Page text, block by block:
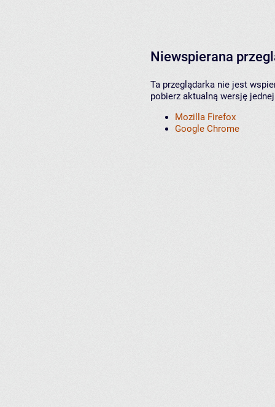
Niewspierana
Ta przeglądarka nie jest
pobierz aktualną wersję
Mozilla Firefox
Google Chrome